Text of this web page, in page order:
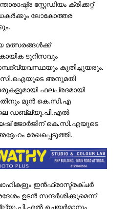
സ്റ്റേഡിയം ക്രിക്കറ്റ്
ലോകോത്തര
മത്സരങ്ങൾക്ക്
ടൂറിസവും
കുതിച്ചുയരും.
അനുമതി
ഫലപ്രദമായി
മുൻ കെ.സി.എ
ഡബ്ല്യു.പി.എൽ
ജോർജിന് കെ.സി.എയുടെ
രേഖപ്പെടുത്തി.
ഇൻഫ്രാസ്ട്രക്ചർ
ഉടൻ സന്ദർശിക്കുമെന്ന്